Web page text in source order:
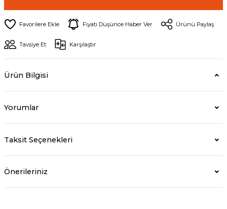
Fiyatı Düşünce Haber Ver Ürünü Paylaş
Tavsiye Et Karşılaştır
Ürün Bilgisi
Yorumlar
Taksit Seçenekleri
Önerileriniz